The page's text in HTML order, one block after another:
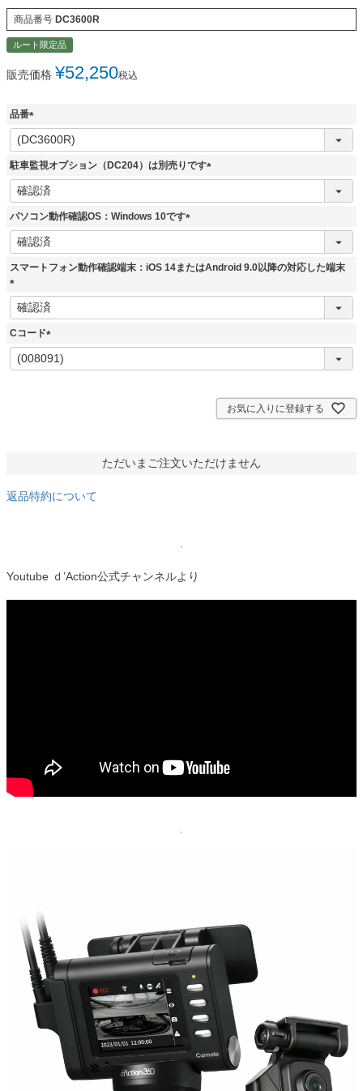
商品番号 DC3600R
ルート限定品
販売価格 ¥52,250税込
品番
(
必
須
駐車監視オプション（DC204）は別売りです
(
パソコン動作確認OS：Windows 10です
(
須
スマートフォン動作確認端末：iOS 14またはAndroid 9.0以降の対応した端末
(
必
須
Cコード
(
必
お気に入りに登録する
ただいまご注文いただけません
返品特約について
Youtube ｄ’Action公式チャンネルより